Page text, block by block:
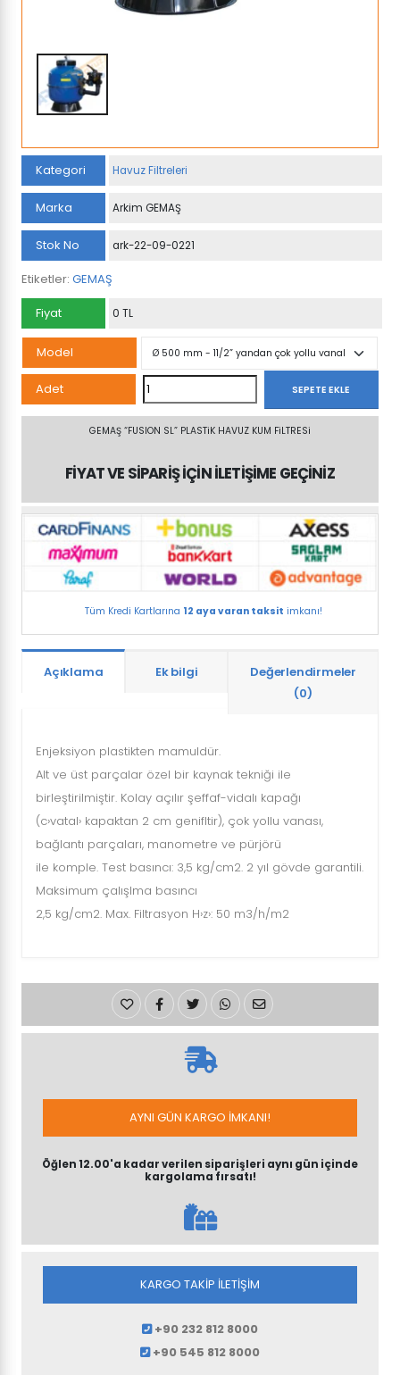
Kategori Havuz Filtreleri
Marka Arkim GEMAŞ
Stok No ark-22-09-0221
Etiketler: GEMAŞ
Fiyat
0 TL
Model
Adet
GEMAŞ
“FUSION
SL”
HAVUZ
KUM
FiLTRESi
adet
SEPETE EKLE
GEMAŞ “FUSION SL” PLASTiK HAVUZ KUM FiLTRESi
FİYAT VE SİPARİŞ İÇİN İLETİŞİME GEÇİNİZ
Tüm Kredi Kartlarına 12 aya varan taksit imkanı!
Açıklama Ek bilgi
Değerlendirmeler
(0)
Enjeksiyon plastikten mamuldür.
Alt ve üst parçalar özel bir kaynak tekniği ile
birleştirilmiştir. Kolay açılır şeffaf-vidalı kapağı
(c›vatal› kapaktan 2 cm genifltir), çok yollu vanası,
bağlantı parçaları, manometre ve pürjörü
ile komple. Test basıncı: 3,5 kg/cm2. 2 yıl gövde garantili.
Maksimum çalışlma basıncı
2,5 kg/cm2. Max. Filtrasyon H›z›: 50 m3/h/m2
AYNI GÜN KARGO İMKANI!
Öğlen 12.00'a kadar verilen siparişleri aynı gün içinde
kargolama fırsatı!
KARGO TAKİP İLETİŞİM
+90 232 812 8000
+90 545 812 8000